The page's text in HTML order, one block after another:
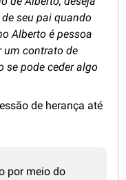
seu pai quando
Alberto é pessoa
um contrato de
se pode ceder algo
de herança até
por meio do